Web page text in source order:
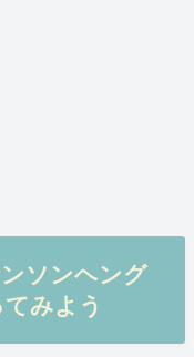
ソンヘング
みよう